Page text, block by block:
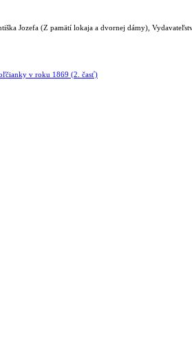
Jozefa (Z pamätí lokaja a dvornej dámy),
v roku 1869 (2. časť)